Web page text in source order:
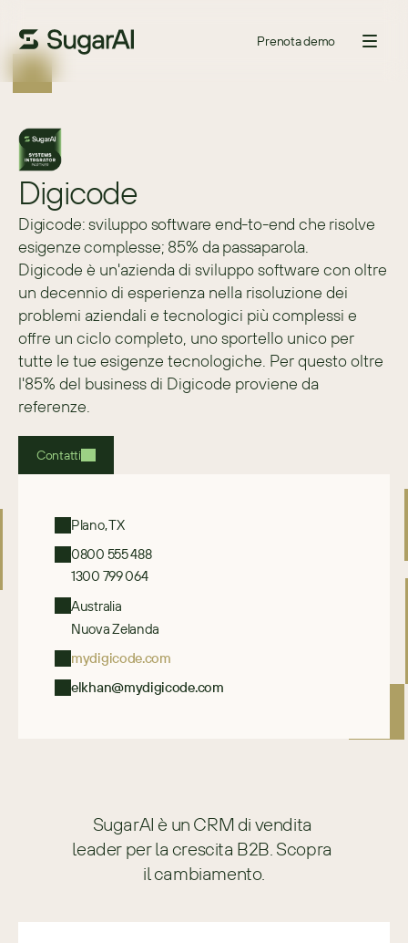
Prenota demo
Digicode
Digicode: sviluppo software end-to-end che risolve
esigenze complesse; 85% da passaparola.
Digicode è un'azienda di sviluppo software con oltre
un decennio di esperienza nella risoluzione dei
problemi aziendali e tecnologici più complessi e
offre un ciclo completo, uno sportello unico per
tutte le tue esigenze tecnologiche. Per questo oltre
l'85% del business di Digicode proviene da
referenze.
Contatti
Plano, TX
0800 555 488
1300 799 064
Australia
Nuova Zelanda
mydigicode.com
elkhan@mydigicode.com
SugarAI è un CRM di vendita
leader per la crescita B2B. Scopra
il cambiamento.